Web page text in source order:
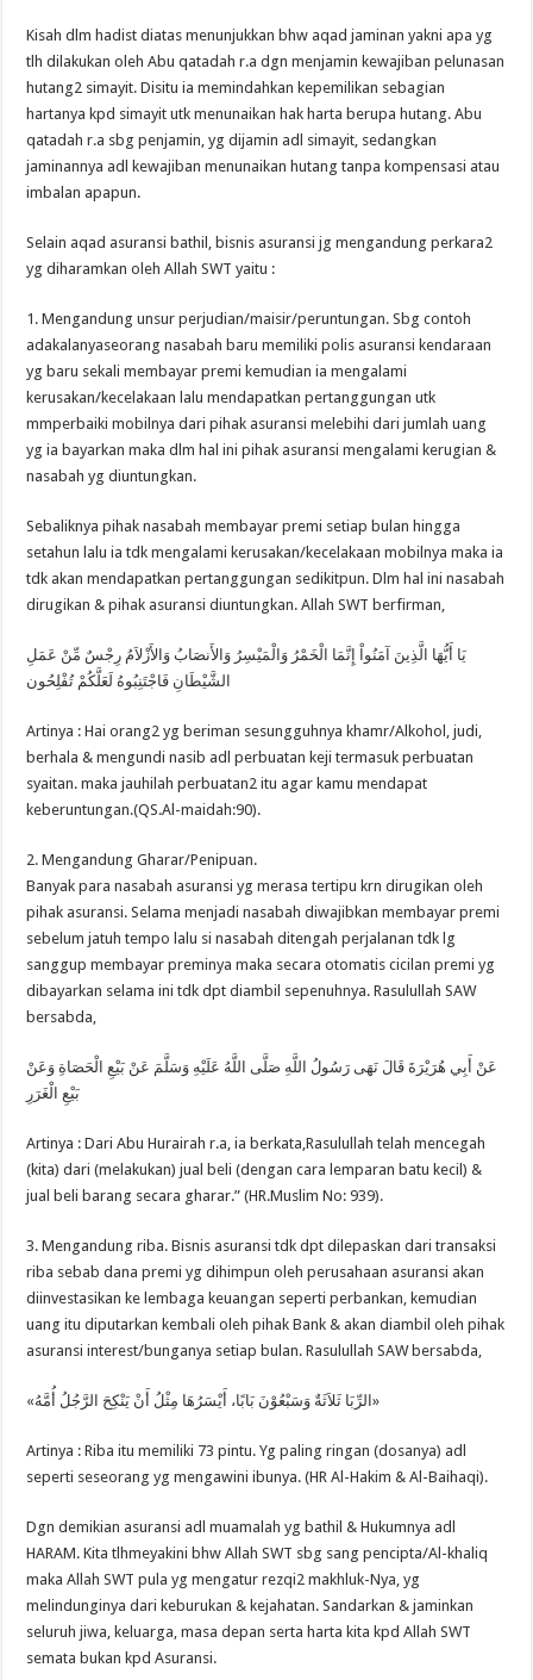
Kisah dlm hadist diatas menunjukkan bhw aqad jaminan yakni apa yg
tlh dilakukan oleh Abu qatadah r.a dgn menjamin kewajiban pelunasan
hutang2 simayit. Disitu ia memindahkan kepemilikan sebagian
hartanya kpd simayit utk menunaikan hak harta berupa hutang. Abu
qatadah r.a sbg penjamin, yg dijamin adl simayit, sedangkan
jaminannya adl kewajiban menunaikan hutang tanpa kompensasi atau
imbalan apapun.
Selain aqad asuransi bathil, bisnis asuransi jg mengandung perkara2
yg diharamkan oleh Allah SWT yaitu :
1. Mengandung unsur perjudian/maisir/peruntungan. Sbg contoh
adakalanyaseorang nasabah baru memiliki polis asuransi kendaraan
yg baru sekali membayar premi kemudian ia mengalami
kerusakan/kecelakaan lalu mendapatkan pertanggungan utk
mmperbaiki mobilnya dari pihak asuransi melebihi dari jumlah uang
yg ia bayarkan maka dlm hal ini pihak asuransi mengalami kerugian &
nasabah yg diuntungkan.
Sebaliknya pihak nasabah membayar premi setiap bulan hingga
setahun lalu ia tdk mengalami kerusakan/kecelakaan mobilnya maka ia
tdk akan mendapatkan pertanggungan sedikitpun. Dlm hal ini nasabah
dirugikan & pihak asuransi diuntungkan. Allah SWT berfirman,
يَا أَيُّهَا الَّذِينَ آمَنُواْ إِنَّمَا الْخَمْرُ وَالْمَيْسِرُ وَالأَنصَابُ وَالأَزْلاَمُ رِجْسٌ مِّنْ عَمَلِ
الشَّيْطَانِ فَاجْتَنِبُوهُ لَعَلَّكُمْ تُفْلِحُون
Artinya : Hai orang2 yg beriman sesungguhnya khamr/Alkohol, judi,
berhala & mengundi nasib adl perbuatan keji termasuk perbuatan
syaitan. maka jauhilah perbuatan2 itu agar kamu mendapat
keberuntungan.(QS.Al-maidah:90).
2. Mengandung Gharar/Penipuan.
Banyak para nasabah asuransi yg merasa tertipu krn dirugikan oleh
pihak asuransi. Selama menjadi nasabah diwajibkan membayar premi
sebelum jatuh tempo lalu si nasabah ditengah perjalanan tdk lg
sanggup membayar preminya maka secara otomatis cicilan premi yg
dibayarkan selama ini tdk dpt diambil sepenuhnya. Rasulullah SAW
bersabda,
عَنْ أَبِي هُرَيْرَةَ قَالَ نَهَى رَسُولُ اللَّهِ صَلَّى اللَّهُ عَلَيْهِ وَسَلَّمَ عَنْ بَيْعِ الْحَصَاةِ وَعَنْ
بَيْعِ الْغَرَرِ
Artinya : Dari Abu Hurairah r.a, ia berkata,Rasulullah telah mencegah
(kita) dari (melakukan) jual beli (dengan cara lemparan batu kecil) &
jual beli barang secara gharar.” (HR.Muslim No: 939).
3. Mengandung riba. Bisnis asuransi tdk dpt dilepaskan dari transaksi
riba sebab dana premi yg dihimpun oleh perusahaan asuransi akan
diinvestasikan ke lembaga keuangan seperti perbankan, kemudian
uang itu diputarkan kembali oleh pihak Bank & akan diambil oleh pihak
asuransi interest/bunganya setiap bulan. Rasulullah SAW bersabda,
«الرِّبَا ثَلاَثَةٌ وَسَبْعُوْنَ بَابًا، أَيْسَرُهَا مِثْلُ أَنْ يَنْكِحَ الرَّجُلُ أُمَّهُ»
Artinya : Riba itu memiliki 73 pintu. Yg paling ringan (dosanya) adl
seperti seseorang yg mengawini ibunya. (HR Al-Hakim & Al-Baihaqi).
Dgn demikian asuransi adl muamalah yg bathil & Hukumnya adl
HARAM. Kita tlhmeyakini bhw Allah SWT sbg sang pencipta/Al-khaliq
maka Allah SWT pula yg mengatur rezqi2 makhluk-Nya, yg
melindunginya dari keburukan & kejahatan. Sandarkan & jaminkan
seluruh jiwa, keluarga, masa depan serta harta kita kpd Allah SWT
semata bukan kpd Asuransi.